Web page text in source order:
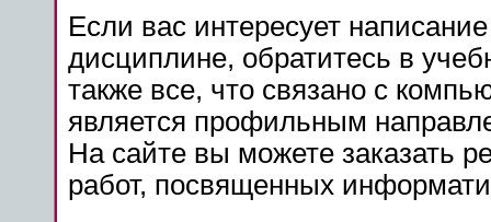
Если вас интересует
дисциплине, обратитесь в
также все, что связано с
является профильным
На сайте вы можете заказать
работ, посвященных